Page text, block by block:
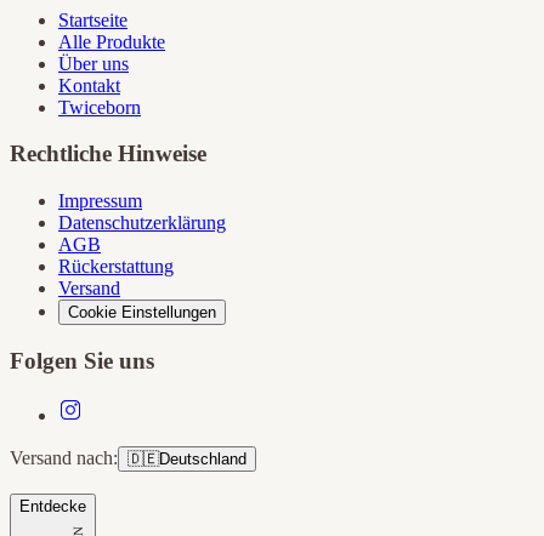
Startseite
Alle Produkte
Über uns
Kontakt
Twiceborn
Rechtliche Hinweise
Impressum
Datenschutzerklärung
AGB
Rückerstattung
Versand
Cookie Einstellungen
Folgen Sie uns
Versand nach: 🇩🇪Deutschland
Entdecke